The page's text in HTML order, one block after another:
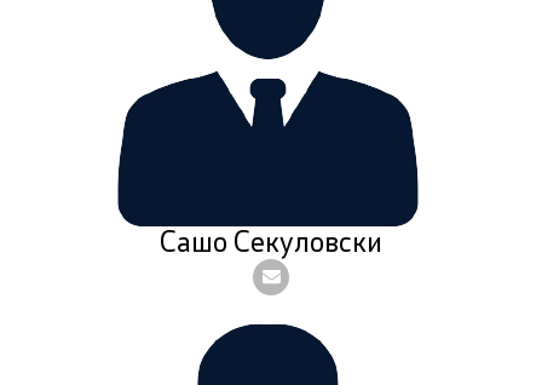
Сашо Секуловски